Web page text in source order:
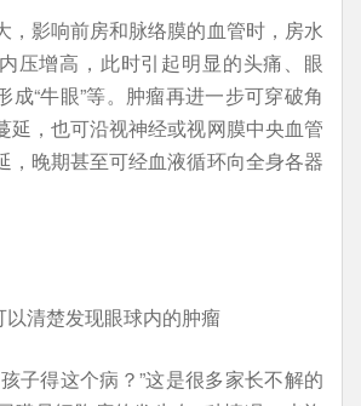
，影响前房和脉络膜的血管时，房水
压增高，此时引起明显的头痛、眼
成“牛眼”等。肿瘤再进一步可穿破角
延，也可沿视神经或视网膜中央血管
，晚期甚至可经血液循环向全身各器
以清楚发现眼球内的肿瘤
子得这个病？”这是很多家长不解的